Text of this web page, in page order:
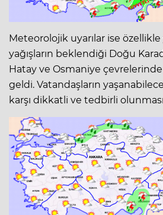
Meteorolojik uyarılar ise
yağışların beklendiği Doğu
Hatay ve Osmaniye
geldi. Vatandaşların
karşı dikkatli ve tedbirli